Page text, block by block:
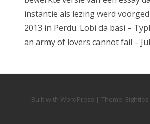
instantie als lezing werd
2013 in Perdu. Lobi da basi –
an army of lovers cannot fail –
Built with WordPress | Theme: Eighties